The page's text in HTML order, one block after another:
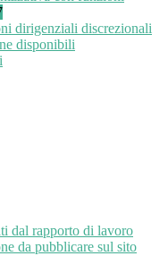
dirigenziali discrezionali
disponibili
dal rapporto di lavoro
da pubblicare sul sito